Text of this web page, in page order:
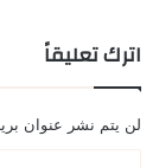
اترك تعليقاً
لن يتم نشر عنوان